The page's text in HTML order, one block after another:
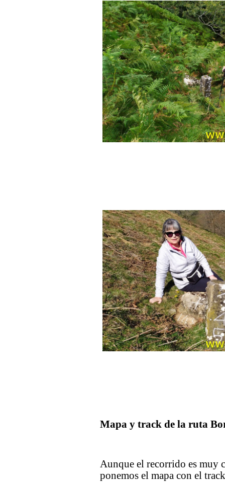
Mapa y track de la ruta
Aunque el recorrido es muy
ponemos el mapa con el